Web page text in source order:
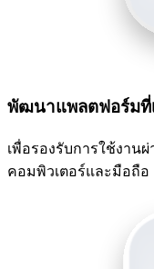
พัฒนาแพลตฟอร์มที่
เพื่อรองรับการใช้งาน
คอมพิวเตอร์และมือถือ